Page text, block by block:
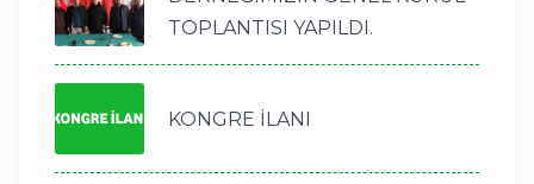
TOPLANTISI YAPILDI.
KONGRE İLANI